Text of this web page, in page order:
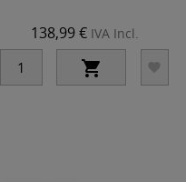
138,99 € IVA Incl.
 